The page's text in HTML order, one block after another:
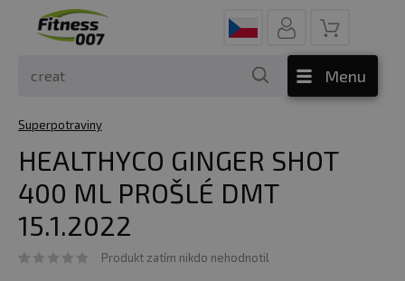
Menu
Superpotraviny
HEALTHYCO GINGER SHOT
400 ML PROŠLÉ DMT
15.1.2022
Produkt zatím nikdo nehodnotil